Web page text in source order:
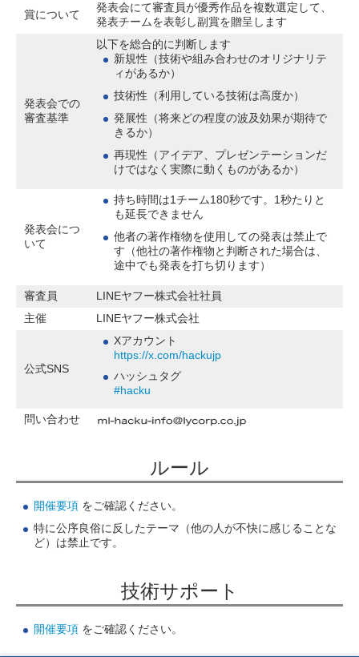
賞について
発表会にて審査員が優秀作品を複数選定して、
発表チームを表彰し副賞を贈呈します
発表会での
審査基準
以下を総合的に判断します
新規性（技術や組み合わせのオリジナリテ
ィがあるか）
技術性（利用している技術は高度か）
発展性（将来どの程度の波及効果が期待で
きるか）
再現性（アイデア、プレゼンテーションだ
けではなく実際に動くものがあるか）
発表会につ
いて
持ち時間は1チーム180秒です。1秒たりと
も延長できません
他者の著作権物を使用しての発表は禁止で
す（他社の著作権物と判断された場合は、
途中でも発表を打ち切ります）
審査員
LINEヤフー株式会社社員
主催
LINEヤフー株式会社
公式SNS
Xアカウント
https://x.com/hackujp
ハッシュタグ
#hacku
問い合わせ
ルール
開催要項 をご確認ください。
特に公序良俗に反したテーマ（他の人が不快に感じることな
ど）は禁止です。
技術サポート
開催要項 をご確認ください。